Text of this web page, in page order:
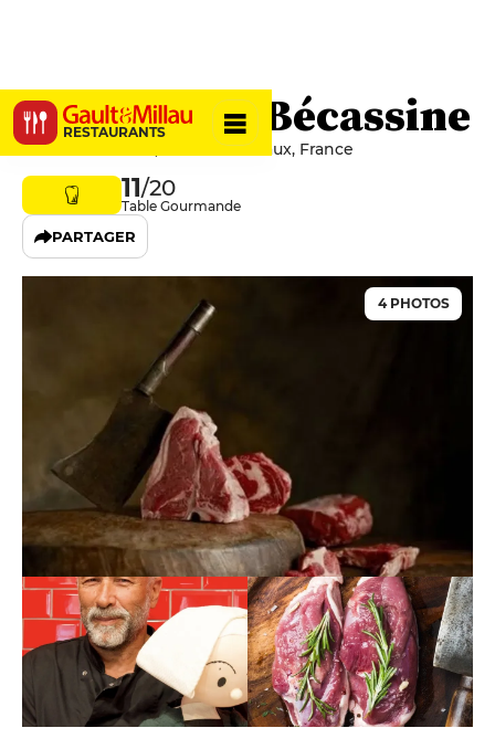
RESTAURANTS
La Table de Bécassine
32 Cours Pasteur, 33000 Bordeaux, France
11/20
Table Gourmande
PARTAGER
4 PHOTOS